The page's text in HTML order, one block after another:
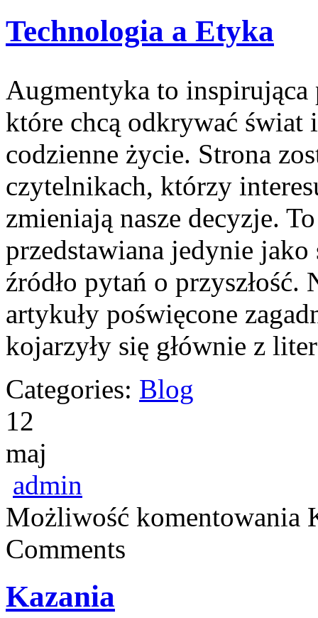
Technologia a Etyka
Augmentyka to inspirująca
które chcą odkrywać świat
codzienne życie. Strona
czytelnikach, którzy
zmieniają nasze decyzje.
przedstawiana jedynie
źródło pytań o przyszłość.
artykuły poświęcone
kojarzyły się głównie z
Categories: Blog
12
maj
admin
Możliwość komentowania
Comments
Kazania